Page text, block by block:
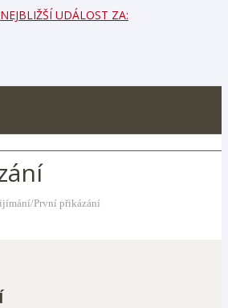
NEJBLIŽŠÍ UDÁLOST ZA:
První přikázání